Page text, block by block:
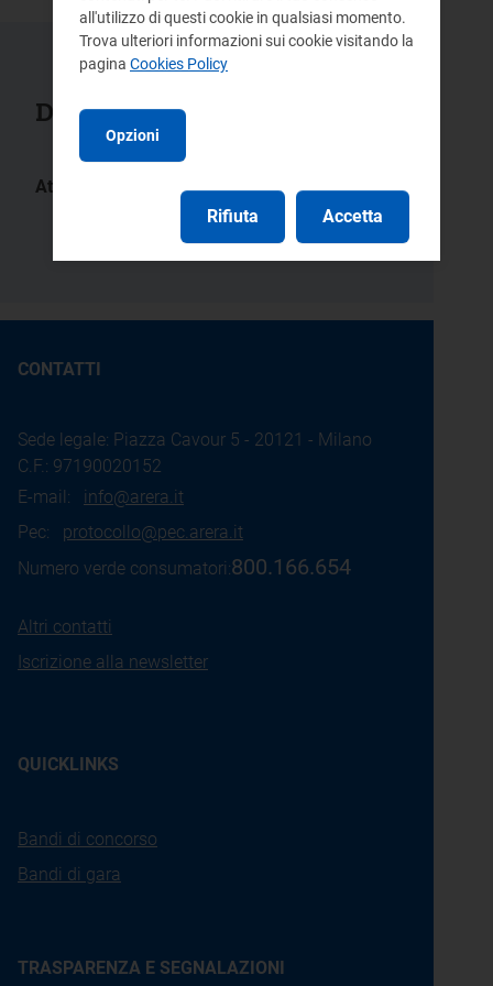
Documenti collegati
Atti:
596/2022/S/eel
263/2022/S/eel
345/2017/E/eel
CONTATTI
Sede legale: Piazza Cavour 5 - 20121 - Milano
C.F.: 97190020152
E-mail: info@arera.it
Pec: protocollo@pec.arera.it
Numero verde consumatori:800.166.654
Altri contatti
Iscrizione alla newsletter
QUICKLINKS
Bandi di concorso
Bandi di gara
TRASPARENZA E SEGNALAZIONI
all'utilizzo di questi cookie in qualsiasi momento.
Trova ulteriori informazioni sui cookie visitando la
pagina Cookies Policy
Opzioni
Rifiuta Accetta